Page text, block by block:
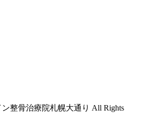
ン整骨治療院札幌大通り All Rights